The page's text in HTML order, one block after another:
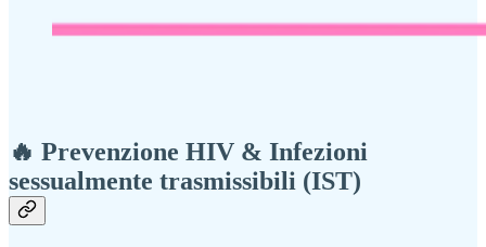
🔥 Prevenzione HIV & Infezioni
sessualmente trasmissibili (IST)